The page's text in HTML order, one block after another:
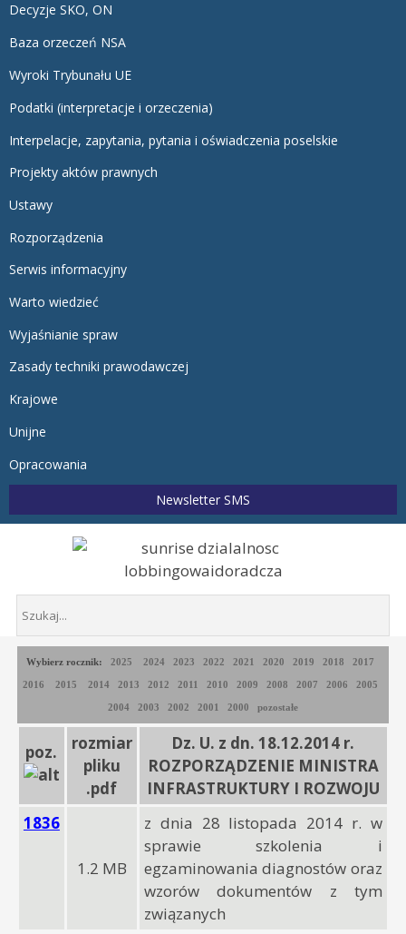
Decyzje SKO, ON
Baza orzeczeń NSA
Wyroki Trybunału UE
Podatki (interpretacje i orzeczenia)
Interpelacje, zapytania, pytania i oświadczenia poselskie
Projekty aktów prawnych
Ustawy
Rozporządzenia
Serwis informacyjny
Warto wiedzieć
Wyjaśnianie spraw
Zasady techniki prawodawczej
Krajowe
Unijne
Opracowania
Newsletter SMS
Wybierz rocznik: 2025 2024 2023 2022 2021 2020 2019 2018 2017
2016 2015 2014 2013 2012 2011 2010 2009 2008 2007 2006 2005
2004 2003 2002 2001 2000 pozostałe
poz.
rozmiar
pliku
.pdf
Dz. U. z dn. 18.12.2014 r.
ROZPORZĄDZENIE MINISTRA
INFRASTRUKTURY I ROZWOJU
1836
1.2 MB
z dnia 28 listopada 2014 r. w
sprawie szkolenia i
egzaminowania diagnostów oraz
wzorów dokumentów z tym
związanych